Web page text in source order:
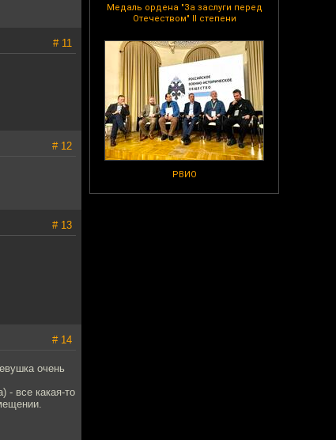
Медаль ордена "За заслуги перед
Отечеством" II степени
РВИО
# 11
# 12
# 13
# 14
очень
- все какая-то